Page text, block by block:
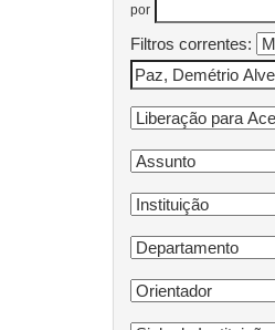
por
Filtros correntes: